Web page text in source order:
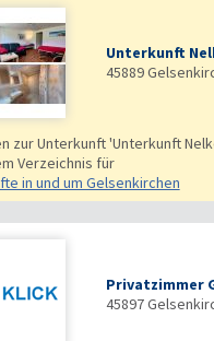
Unterkunft
45889
zur Unterkunft 'Unterkunft
Verzeichnis für
in und um Gelsenkirchen
Privatzimmer
45897